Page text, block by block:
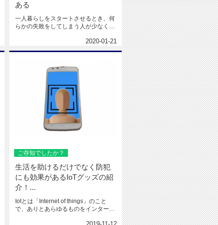
ある
一人暮らしをスタートさせるとき、何
らかの失敗をしてしまう人が少なくあ
2020-01-21
ご存知でしたか？
生活を助けるだけでなく防犯
にも効果があるIoTグッズの紹
介！...
Iotとは「Internet of things」のこと
で、ありとあらゆるものをインターネ